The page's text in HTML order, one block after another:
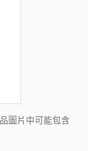
圖片中可能包含